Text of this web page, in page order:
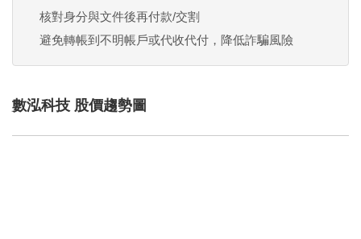
核對身分與文件後再付款/交割
避免轉帳到不明帳戶或代收代付，降低詐騙風險
數泓科技 股價趨勢圖